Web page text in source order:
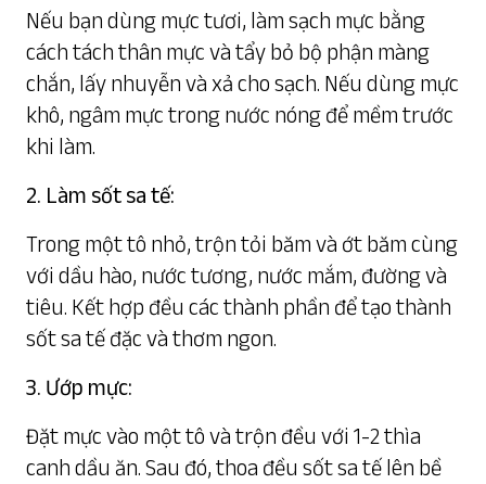
Nếu bạn dùng mực tươi, làm sạch mực bằng
cách tách thân mực và tẩy bỏ bộ phận màng
chắn, lấy nhuyễn và xả cho sạch. Nếu dùng mực
khô, ngâm mực trong nước nóng để mềm trước
khi làm.
2. Làm sốt sa tế:
Trong một tô nhỏ, trộn tỏi băm và ớt băm cùng
với dầu hào, nước tương, nước mắm, đường và
tiêu. Kết hợp đều các thành phần để tạo thành
sốt sa tế đặc và thơm ngon.
3. Ướp mực:
Đặt mực vào một tô và trộn đều với 1-2 thìa
canh dầu ăn. Sau đó, thoa đều sốt sa tế lên bề